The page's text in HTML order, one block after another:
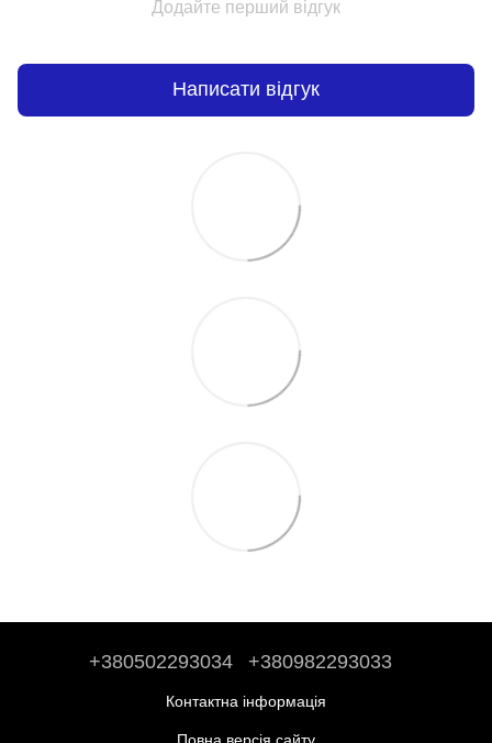
Додайте перший відгук
Написати відгук
+380502293034 +380982293033
Контактна інформація
Повна версія сайту